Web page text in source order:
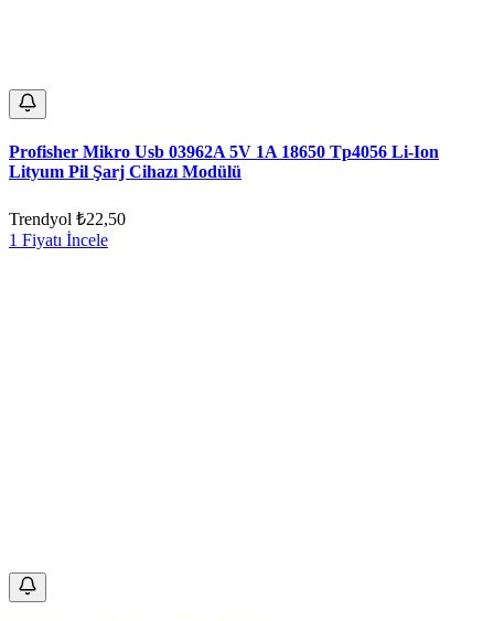
Profisher Mikro Usb 03962A 5V 1A 18650 Tp4056 Li-Ion
Lityum Pil Şarj Cihazı Modülü
Trendyol ₺22,50
1 Fiyatı İncele